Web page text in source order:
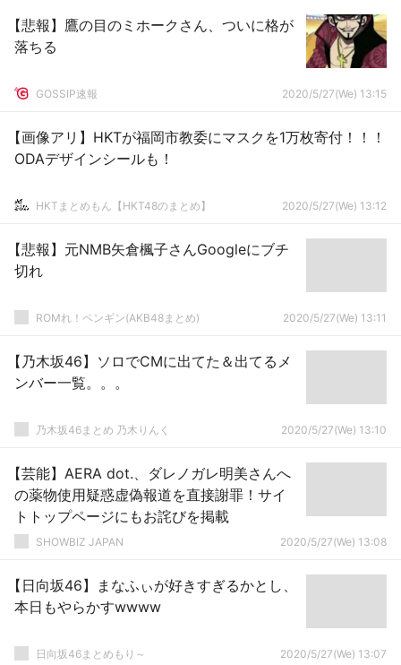
【悲報】鷹の目のミホークさん、ついに格が
落ちる
GOSSIP速報 2020/5/27(We) 13:15
【画像アリ】HKTが福岡市教委にマスクを1万枚寄付！！！
ODAデザインシールも！
HKTまとめもん【HKT48のまとめ】 2020/5/27(We) 13:12
【悲報】元NMB矢倉楓子さんGoogleにブチ
切れ
ROMれ！ペンギン(AKB48まとめ) 2020/5/27(We) 13:11
【乃木坂46】ソロでCMに出てた＆出てるメ
ンバー一覧。。。
乃木坂46まとめ 乃木りんく 2020/5/27(We) 13:10
【芸能】AERA dot.、ダレノガレ明美さんへ
の薬物使用疑惑虚偽報道を直接謝罪！サイ
トトップページにもお詫びを掲載
SHOWBIZ JAPAN 2020/5/27(We) 13:08
【日向坂46】まなふぃが好きすぎるかとし、
本日もやらかすwwww
日向坂46まとめもり～ 2020/5/27(We) 13:07